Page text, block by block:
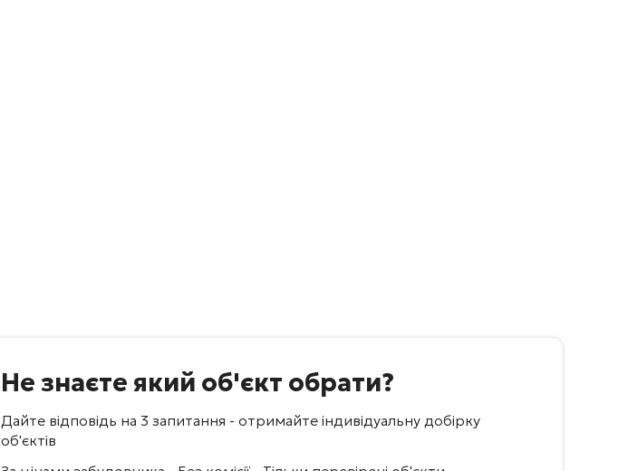
Не знаєте який об'єкт обрати?
Дайте відповідь на 3 запитання - отримайте індивідуальну добірку
об'єктів